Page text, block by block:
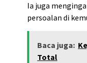
Ia juga
persoalan di
Baca juga:
Total